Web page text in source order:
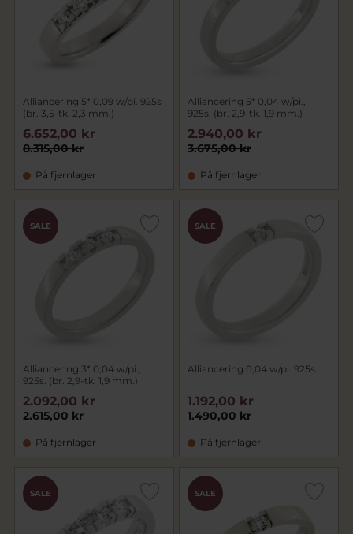
Alliancering 5* 0,09 w/pi. 925s
(br. 3,5-tk. 2,3 mm.)
8.315,00 kr
6.652,00 kr
På fjernlager
Alliancering 5* 0,04 w/pi.,
925s. (br. 2,9-tk. 1,9 mm.)
3.675,00 kr
2.940,00 kr
På fjernlager
SALE
Alliancering 3* 0,04 w/pi.,
925s. (br. 2,9-tk. 1,9 mm.)
2.615,00 kr
2.092,00 kr
På fjernlager
SALE
Alliancering 0,04 w/pi. 925s.
1.490,00 kr
1.192,00 kr
På fjernlager
SALE SALE